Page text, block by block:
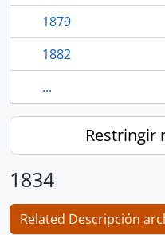
1879
1882
...
Restringir
1834
Related Descripción